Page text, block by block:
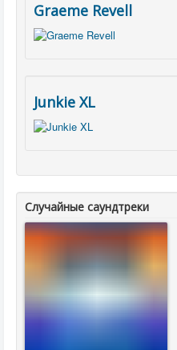
Graeme Revell
Junkie XL
Случайные саундтреки